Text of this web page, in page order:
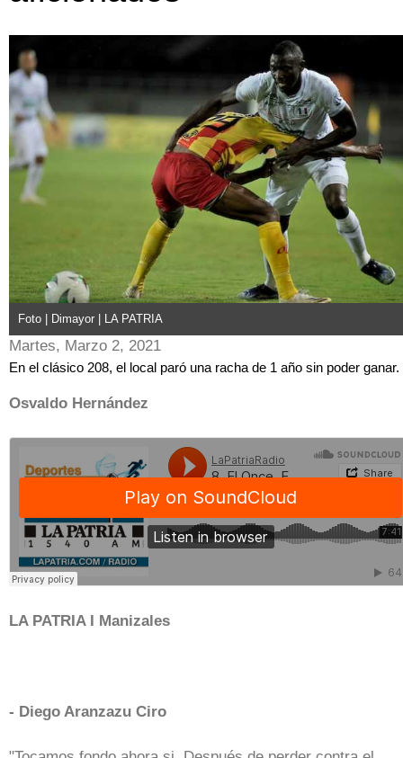
Foto | Dimayor | LA PATRIA
Martes, Marzo 2, 2021
En el clásico 208, el local paró una racha de 1 año sin poder ganar.
Osvaldo Hernández
LA PATRIA I Manizales
- Diego Aranzazu Ciro